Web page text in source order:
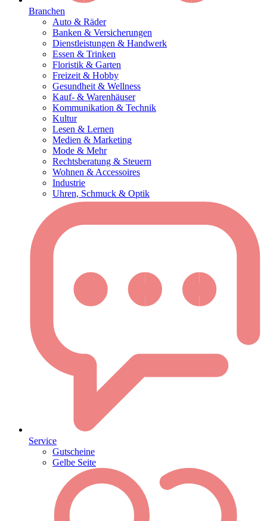
Branchen
Auto & Räder
Banken & Versicherungen
Dienstleistungen & Handwerk
Essen & Trinken
Floristik & Garten
Freizeit & Hobby
Gesundheit & Wellness
Kauf- & Warenhäuser
Kommunikation & Technik
Kultur
Lesen & Lernen
Medien & Marketing
Mode & Mehr
Rechtsberatung & Steuern
Wohnen & Accessoires
Industrie
Uhren, Schmuck & Optik
Service
Gutscheine
Gelbe Seite